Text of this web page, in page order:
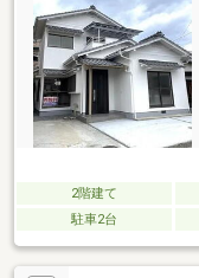
2階建て
駐車2台